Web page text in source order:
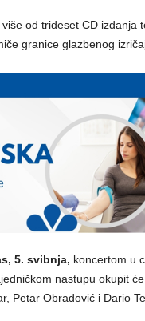
od trideset CD izdanja
granice glazbenog
5. svibnja, koncertom u
nastupu okupit
Petar Obradović i Dario